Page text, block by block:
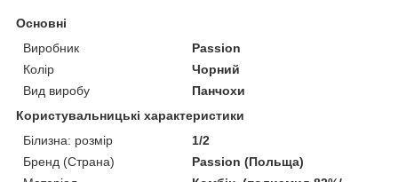
Основні
Виробник
Passion
Колір
Чорний
Вид виробу
Панчохи
Користувальницькі характеристики
Білизна: розмір
1/2
Бренд (Страна)
Passion (Польща)